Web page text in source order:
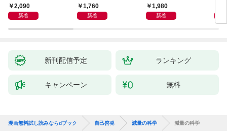
獅子座、Ａ型、丙午は
めぐる
2,090
新着
1,760
新着
室 Ｏｒａｃｙ（オラ
シー）
1,980
新着
新刊配信予定 ランキング
キャンペーン 無料
漫画無料試し読みならdブック 自己啓発 減量の科学 減量の科学